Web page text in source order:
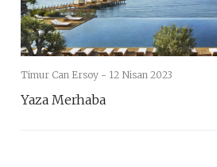
Timur Can Ersoy - 12 Nisan 2023
Yaza Merhaba